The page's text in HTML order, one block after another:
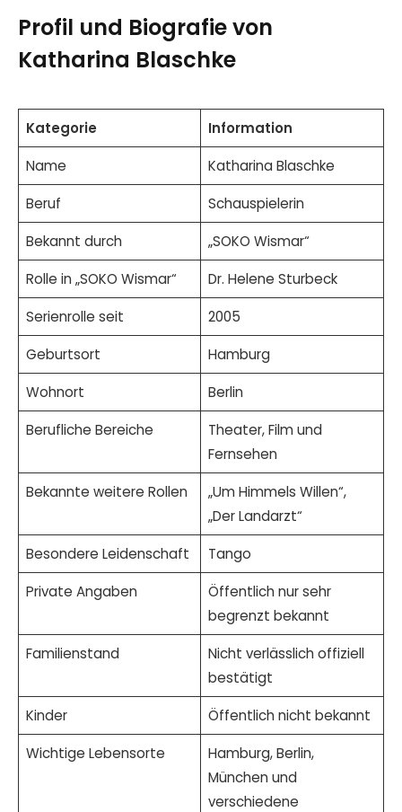
Profil und Biografie von
Katharina Blaschke
Kategorie
Information
Name
Katharina Blaschke
Beruf
Schauspielerin
Bekannt durch
„SOKO Wismar“
Rolle in „SOKO Wismar“
Dr. Helene Sturbeck
Serienrolle seit
2005
Geburtsort
Hamburg
Wohnort
Berlin
Berufliche Bereiche
Theater, Film und
Fernsehen
Bekannte weitere Rollen
„Um Himmels Willen“,
„Der Landarzt“
Besondere Leidenschaft
Tango
Private Angaben
Öffentlich nur sehr
begrenzt bekannt
Familienstand
Nicht verlässlich offiziell
bestätigt
Kinder
Öffentlich nicht bekannt
Wichtige Lebensorte
Hamburg, Berlin,
München und
verschiedene